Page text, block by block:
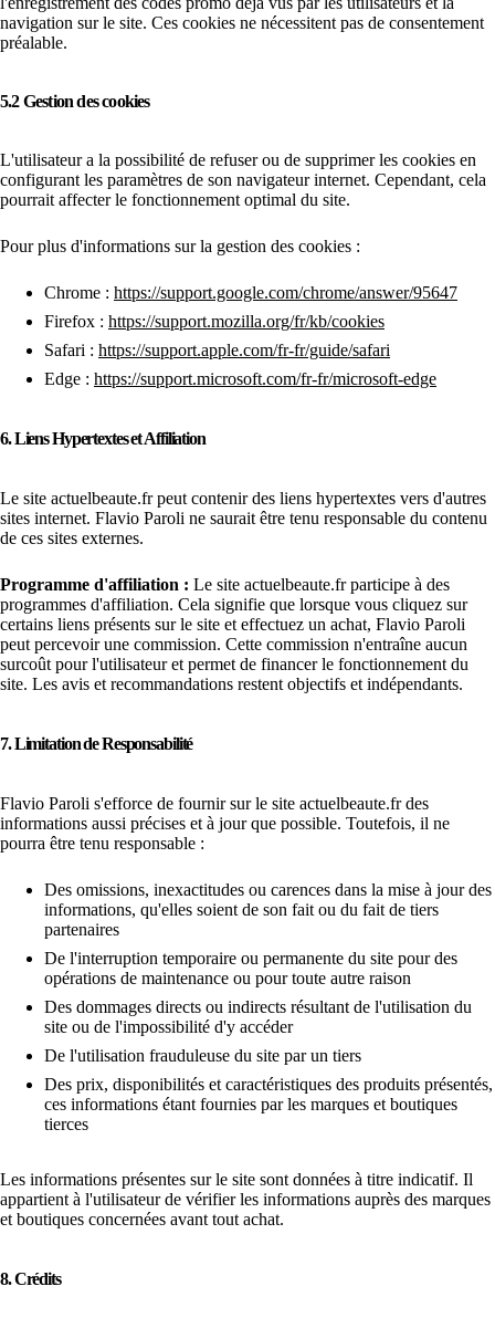
navigation sur le site. Ces cookies ne nécessitent pas de consentement
préalable.
5.2 Gestion des cookies
L'utilisateur a la possibilité de refuser ou de supprimer les cookies en
configurant les paramètres de son navigateur internet. Cependant, cela
pourrait affecter le fonctionnement optimal du site.
Pour plus d'informations sur la gestion des cookies :
Chrome : https://support.google.com/chrome/answer/95647
Firefox : https://support.mozilla.org/fr/kb/cookies
Safari : https://support.apple.com/fr-fr/guide/safari
Edge : https://support.microsoft.com/fr-fr/microsoft-edge
6. Liens Hypertextes et Affiliation
Le site actuelbeaute.fr peut contenir des liens hypertextes vers d'autres
sites internet. Flavio Paroli ne saurait être tenu responsable du contenu
de ces sites externes.
Programme d'affiliation : Le site actuelbeaute.fr participe à des
programmes d'affiliation. Cela signifie que lorsque vous cliquez sur
certains liens présents sur le site et effectuez un achat, Flavio Paroli
peut percevoir une commission. Cette commission n'entraîne aucun
surcoût pour l'utilisateur et permet de financer le fonctionnement du
site. Les avis et recommandations restent objectifs et indépendants.
7. Limitation de Responsabilité
Flavio Paroli s'efforce de fournir sur le site actuelbeaute.fr des
informations aussi précises et à jour que possible. Toutefois, il ne
pourra être tenu responsable :
Des omissions, inexactitudes ou carences dans la mise à jour des
informations, qu'elles soient de son fait ou du fait de tiers
partenaires
De l'interruption temporaire ou permanente du site pour des
opérations de maintenance ou pour toute autre raison
Des dommages directs ou indirects résultant de l'utilisation du
site ou de l'impossibilité d'y accéder
De l'utilisation frauduleuse du site par un tiers
Des prix, disponibilités et caractéristiques des produits présentés,
ces informations étant fournies par les marques et boutiques
tierces
Les informations présentes sur le site sont données à titre indicatif. Il
appartient à l'utilisateur de vérifier les informations auprès des marques
et boutiques concernées avant tout achat.
8. Crédits